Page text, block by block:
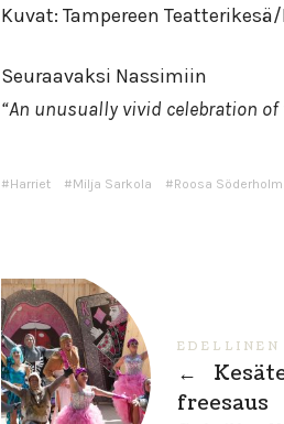
Kuvat: Tampereen
Seuraavaksi Nassimiin
“An unusually vivid celebration of
Harriet Milja Sarkola Roosa Söderholm
EDELLINEN
←
freesaus